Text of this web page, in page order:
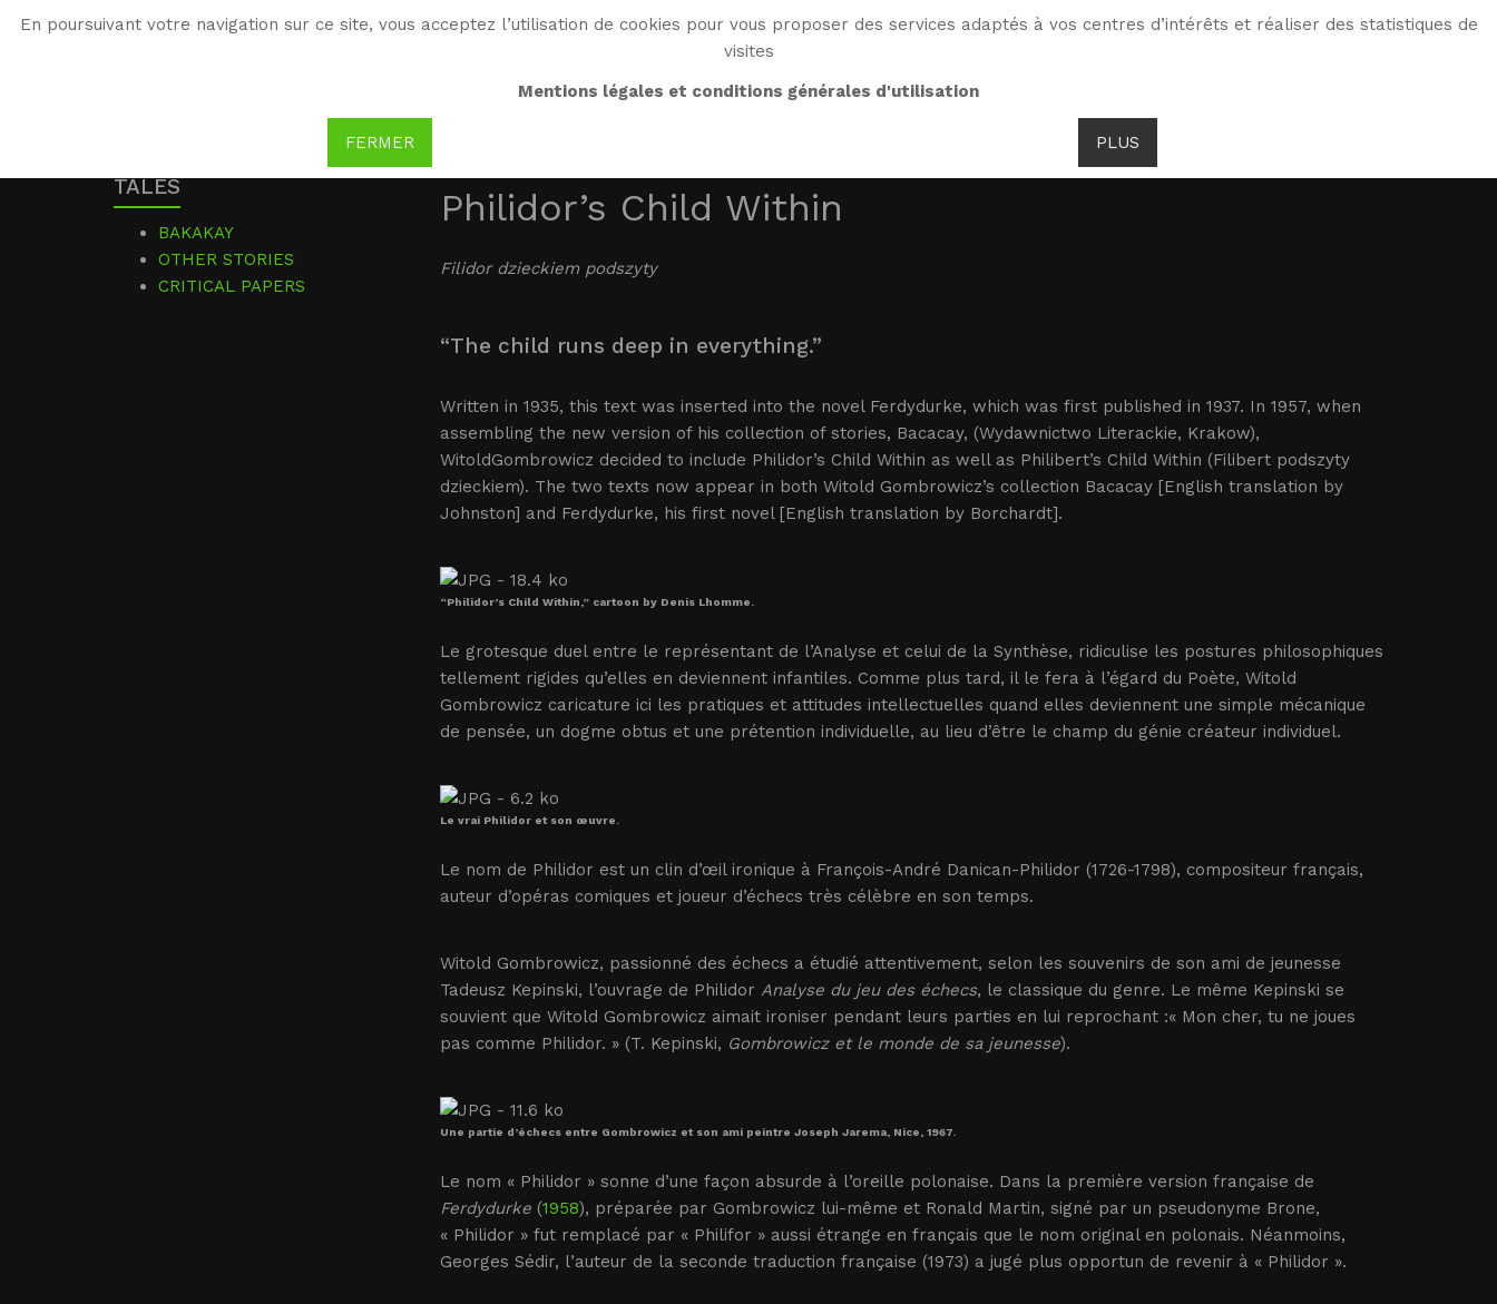
En poursuivant votre navigation sur ce site, vous acceptez l’utilisation de cookies pour vous proposer des services adaptés à vos centres d’intérêts et réaliser des statistiques de
visites
Mentions légales et conditions générales d'utilisation
FERMER PLUS
Philidor’s Child Within
Filidor dzieckiem podszyty
“The child runs deep in everything.”
Written in 1935, this text was inserted into the novel Ferdydurke, which was first published in 1937. In 1957, when
assembling the new version of his collection of stories, Bacacay, (Wydawnictwo Literackie, Krakow),
WitoldGombrowicz decided to include Philidor’s Child Within as well as Philibert’s Child Within (Filibert podszyty
dzieckiem). The two texts now appear in both Witold Gombrowicz’s collection Bacacay [English translation by
Johnston] and Ferdydurke, his first novel [English translation by Borchardt].
“Philidor’s Child Within,” cartoon by Denis Lhomme.
Le grotesque duel entre le représentant de l’Analyse et celui de la Synthèse, ridiculise les postures philosophiques
tellement rigides qu’elles en deviennent infantiles. Comme plus tard, il le fera à l’égard du Poète, Witold
Gombrowicz caricature ici les pratiques et attitudes intellectuelles quand elles deviennent une simple mécanique
de pensée, un dogme obtus et une prétention individuelle, au lieu d’être le champ du génie créateur individuel.
Le vrai Philidor et son œuvre.
Le nom de Philidor est un clin d’œil ironique à François-André Danican-Philidor (1726-1798), compositeur français,
auteur d’opéras comiques et joueur d’échecs très célèbre en son temps.
Witold Gombrowicz, passionné des échecs a étudié attentivement, selon les souvenirs de son ami de jeunesse
Tadeusz Kepinski, l’ouvrage de Philidor Analyse du jeu des échecs, le classique du genre. Le même Kepinski se
souvient que Witold Gombrowicz aimait ironiser pendant leurs parties en lui reprochant :« Mon cher, tu ne joues
pas comme Philidor. » (T. Kepinski, Gombrowicz et le monde de sa jeunesse).
Une partie d’échecs entre Gombrowicz et son ami peintre Joseph Jarema, Nice, 1967.
Le nom « Philidor » sonne d’une façon absurde à l’oreille polonaise. Dans la première version française de
Ferdydurke(1958), préparée par Gombrowicz lui-même et Ronald Martin, signé par un pseudonyme Brone,
« Philidor » fut remplacé par « Philifor » aussi étrange en français que le nom original en polonais. Néanmoins,
Georges Sédir, l’auteur de la seconde traduction française (1973) a jugé plus opportun de revenir à « Philidor ».
TALES
BAKAKAY
OTHER STORIES
CRITICAL PAPERS